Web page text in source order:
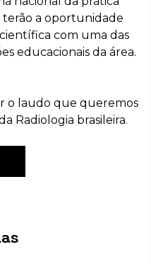
terão a oportunidade
com uma das
educacionais da área.
o laudo que queremos
Radiologia brasileira.